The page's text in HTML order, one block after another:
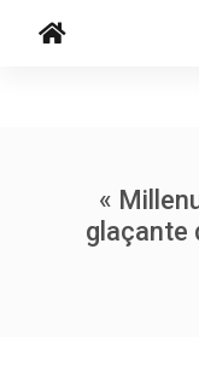
«
glaçante